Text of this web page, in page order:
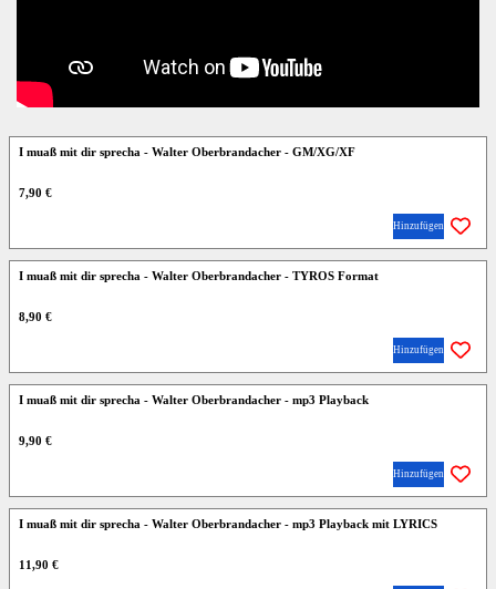
I muaß mit dir sprecha - Walter Oberbrandacher - GM/XG/XF
7,90 €
Hinzufügen
I muaß mit dir sprecha - Walter Oberbrandacher - TYROS Format
8,90 €
Hinzufügen
I muaß mit dir sprecha - Walter Oberbrandacher - mp3 Playback
9,90 €
Hinzufügen
I muaß mit dir sprecha - Walter Oberbrandacher - mp3 Playback mit LYRICS
11,90 €